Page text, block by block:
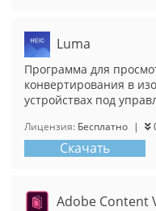
Luma
Программа для
конвертирования в
устройствах под
Лицензия: Бесплатно |
Скачать
Adobe Content